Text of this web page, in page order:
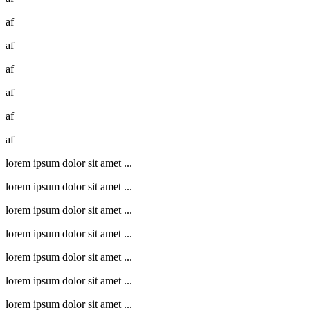
af
af
af
af
af
af
lorem ipsum dolor sit amet ...
lorem ipsum dolor sit amet ...
lorem ipsum dolor sit amet ...
lorem ipsum dolor sit amet ...
lorem ipsum dolor sit amet ...
lorem ipsum dolor sit amet ...
lorem ipsum dolor sit amet ...